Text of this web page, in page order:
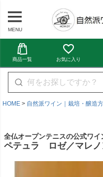
MENU
商品一覧 お気に入り
HOME 自然派ワイン｜栽培・醸造
全仏オープンテニスの公式ワイ
ペテュラ ロゼ／マレノ